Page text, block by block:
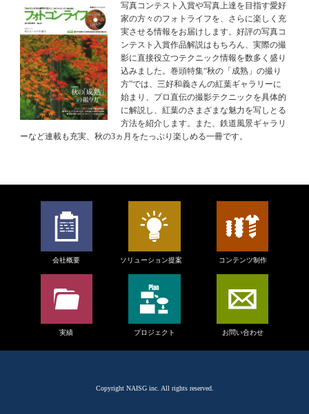
写真コンテスト入賞や写真上達を目指す愛好
家の方々のフォトライフを、さらに楽しく充
実させる情報をお届けします。好評の写真コ
ンテスト入賞作品解説はもちろん、実際の撮
影に直接役立つテクニック情報を数多く盛り
込みました。巻頭特集“秋の「成熟」の撮り
方”では、三好和義さんの紅葉ギャラリーに
始まり、プロ直伝の撮影テクニックを具体的
に解説し、紅葉のさまざまな魅力を写しとる
方法を紹介します。また、鉄道風景ギャラリ
ーなど連載も充実、秋の3ヵ月をたっぷり楽しめる一冊です。
会社概要 ソリューション提案 コンテンツ制作
実績 プロジェクト お問い合わせ
Copyright NAISG inc. All rights reserved.